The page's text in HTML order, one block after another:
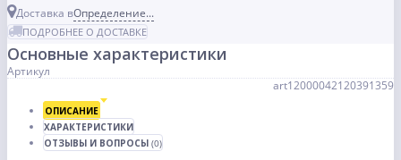
Доставка вОпределение...
ПОДРОБНЕЕ О ДОСТАВКЕ
Основные характеристики
Артикул
art12000042120391359
ОПИСАНИЕ
ХАРАКТЕРИСТИКИ
ОТЗЫВЫ И ВОПРОСЫ (0)